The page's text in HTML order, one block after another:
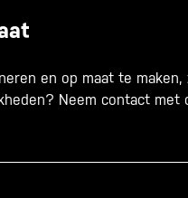
en op maat te
Neem contact met